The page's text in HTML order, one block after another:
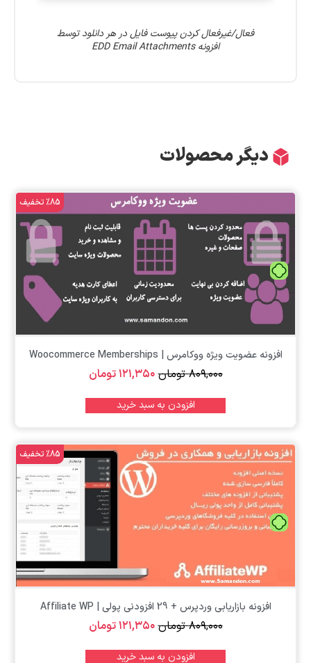
فعال/غیرفعال کردن پیوست فایل در هر دانلود توسط
افزونه EDD Email Attachments
دیگر محصولات
%85 تخفیف
افزونه عضویت ویژه ووکامرس | Woocommerce Memberships
۸۰۹,۰۰۰ تومان۱۲۱,۳۵۰تومان
افزودن به سبد خرید
تومان
%85 تخفیف
افزونه بازاریابی وردپرس + 29 افزودنی پولی | Affiliate WP
۸۰۹,۰۰۰ تومان۱۲۱,۳۵۰تومان
افزودن به سبد خرید